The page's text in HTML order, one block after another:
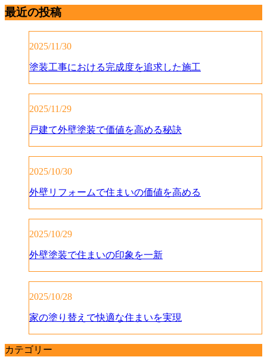
最近の投稿
2025/11/30
塗装工事における完成度を追求した施工
2025/11/29
戸建て外壁塗装で価値を高める秘訣
2025/10/30
外壁リフォームで住まいの価値を高める
2025/10/29
外壁塗装で住まいの印象を一新
2025/10/28
家の塗り替えで快適な住まいを実現
カテゴリー